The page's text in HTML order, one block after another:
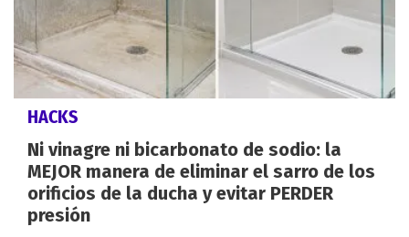
HACKS
Ni vinagre ni bicarbonato de sodio: la
MEJOR manera de eliminar el sarro de los
orificios de la ducha y evitar PERDER
presión